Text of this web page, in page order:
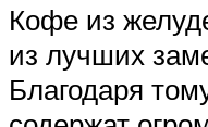
Кофе из
из лучших
Благодаря